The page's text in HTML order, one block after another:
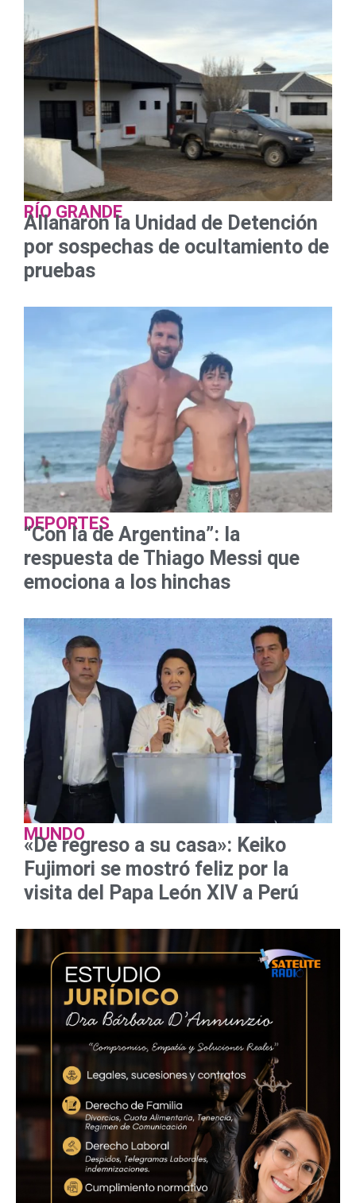
RÍO GRANDE
Allanaron la Unidad de Detención
por sospechas de ocultamiento de
pruebas
DEPORTES
“Con la de Argentina”: la
respuesta de Thiago Messi que
emociona a los hinchas
MUNDO
«De regreso a su casa»: Keiko
Fujimori se mostró feliz por la
visita del Papa León XIV a Perú